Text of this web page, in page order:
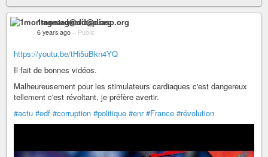
1montagnard@diasp.org
6 years ago – Public
https://youtu.be/tHi5uBkn4YQ
Il fait de bonnes vidéos.
Malheureusement pour les stimulateurs cardiaques c'est dangereux
tellement c'est révoltant, je préfère avertir.
#actu #edf #corruption #politique #enr #France #révolution